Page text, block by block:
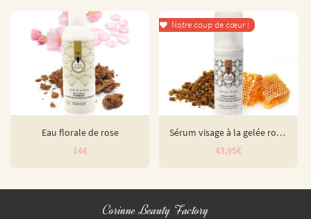
Eau florale de rose
14€
 Notre coup de cœur !
Sérum visage à la gelée royale
43,95€
Corinne Beauty Factory